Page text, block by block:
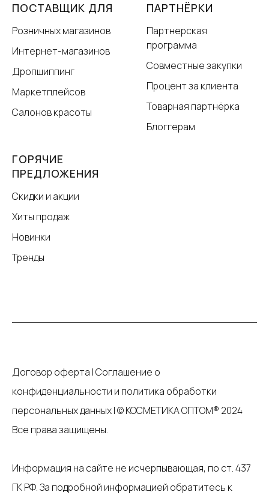
ПОСТАВЩИК ДЛЯ
Розничных магазинов
Интернет-магазинов
Дропшиппинг
Маркетплейсов
Салонов красоты
ПАРТНЁРКИ
Партнерская
программа
Совместные закупки
Процент за клиента
Товарная партнёрка
Блоггерам
ГОРЯЧИЕ
ПРЕДЛОЖЕНИЯ
Скидки и акции
Хиты продаж
Новинки
Тренды
Договор оферта |Соглашение о
конфиденциальности и политика обработки
персональных данных|© КОСМЕТИКА ОПТОМ® 2024
Все права защищены.
Информация на сайте не исчерпывающая, по ст. 437
ГК РФ. За подробной информацией обратитесь к